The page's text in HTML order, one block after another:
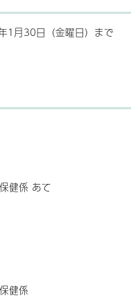
1月30日（金曜日）まで
健係 あて
健係